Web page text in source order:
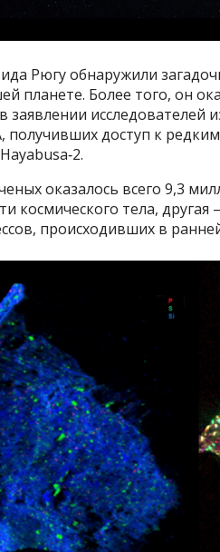
Рюгу обнаружили
планете. Более того, он
заявлении исследователей
доступ к
оказалось всего 9,3
космического тела,
происходивших в